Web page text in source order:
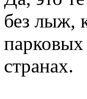
без лыж,
странах.